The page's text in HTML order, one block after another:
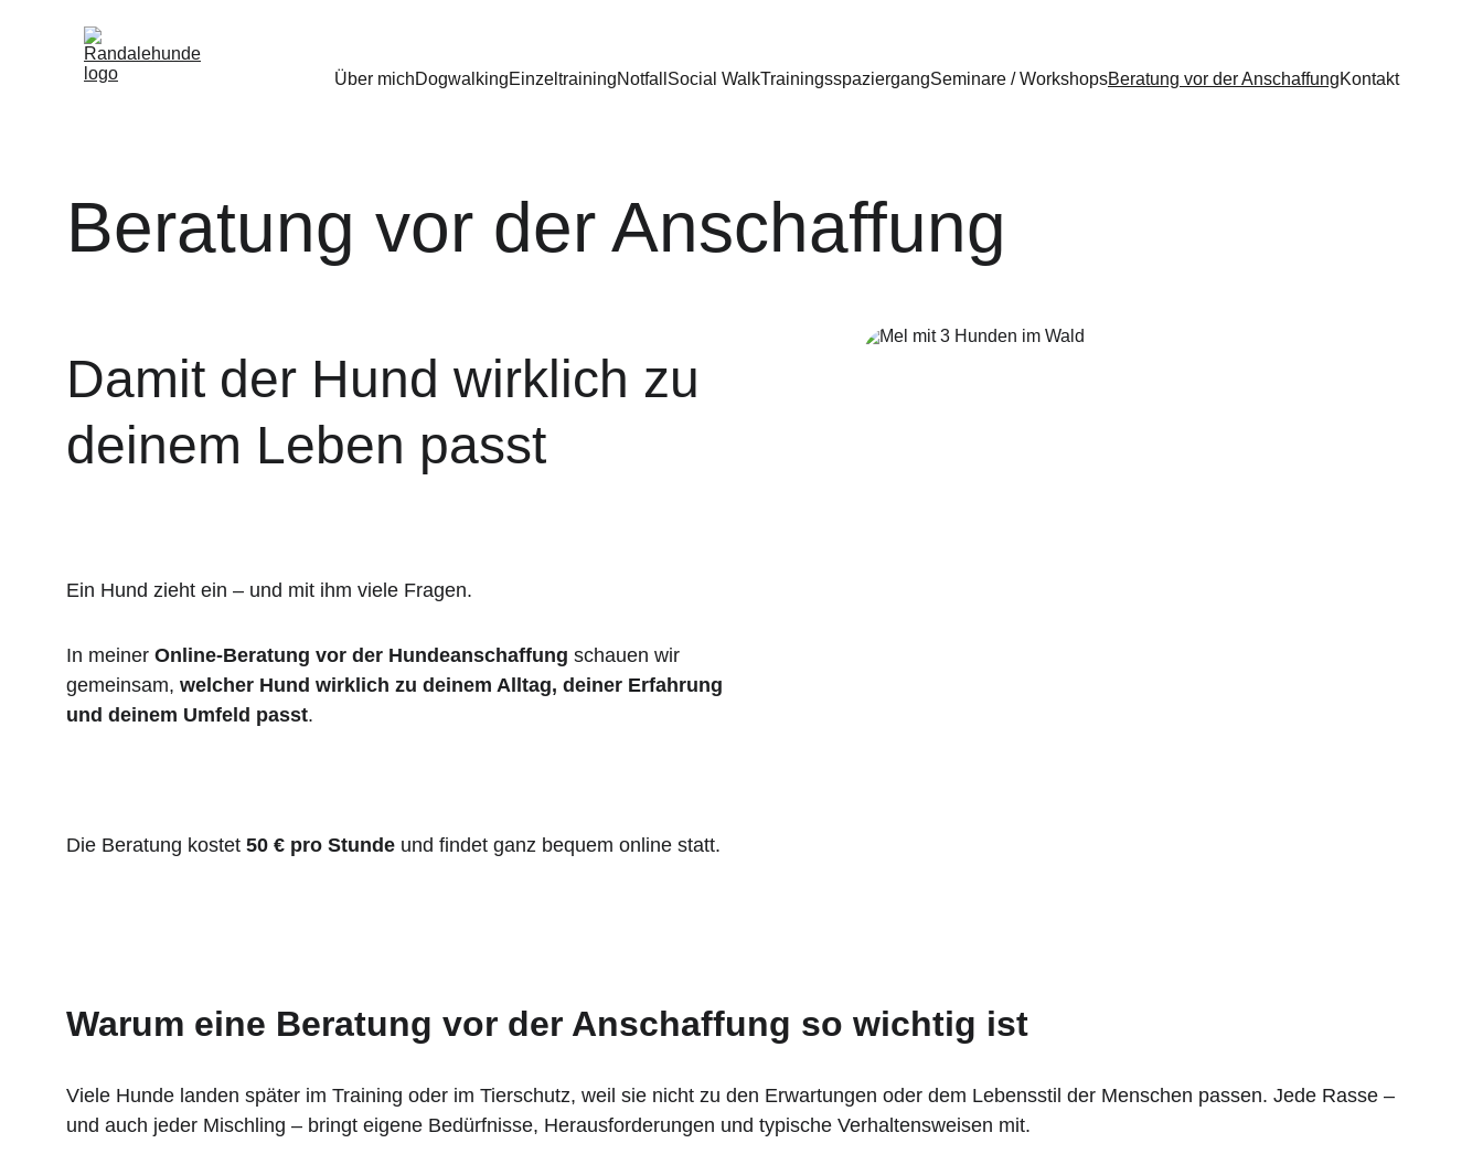
Über michDogwalkingEinzeltrainingNotfall Social WalkTrainingsspaziergangSeminare / WorkshopsBeratung vor der AnschaffungKontakt
Beratung vor der Anschaffung
Damit der Hund wirklich zu
deinem Leben passt
Ein Hund zieht ein – und mit ihm viele Fragen.
In meiner Online-Beratung vor der Hundeanschaffung schauen wir
gemeinsam, welcher Hund wirklich zu deinem Alltag, deiner Erfahrung
und deinem Umfeld passt.
Die Beratung kostet 50 € pro Stunde und findet ganz bequem online statt.
Warum eine Beratung vor der Anschaffung so wichtig ist
Viele Hunde landen später im Training oder im Tierschutz, weil sie nicht zu den Erwartungen oder dem Lebensstil der Menschen passen. Jede Rasse –
und auch jeder Mischling – bringt eigene Bedürfnisse, Herausforderungen und typische Verhaltensweisen mit.